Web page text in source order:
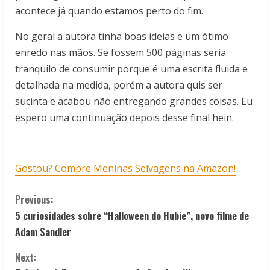
acontece já quando estamos perto do fim.
No geral a autora tinha boas ideias e um ótimo
enredo nas mãos. Se fossem 500 páginas seria
tranquilo de consumir porque é uma escrita fluida e
detalhada na medida, porém a autora quis ser
sucinta e acabou não entregando grandes coisas. Eu
espero uma continuação depois desse final hein.
Gostou? Compre Meninas Selvagens na Amazon!
C
o
n
Previous:
5 curiosidades sobre “Halloween do Hubie”, novo filme de
Adam Sandler
Next: